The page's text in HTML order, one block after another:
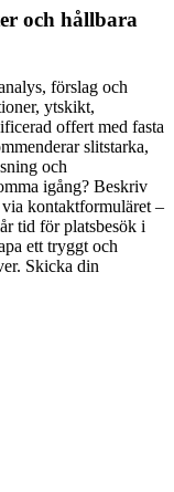
och hållbara
förslag och
ytskikt,
offert med fasta
slitstarka,
och
igång? Beskriv
kontaktformuläret –
tid för platsbesök i
ett tryggt och
Skicka din